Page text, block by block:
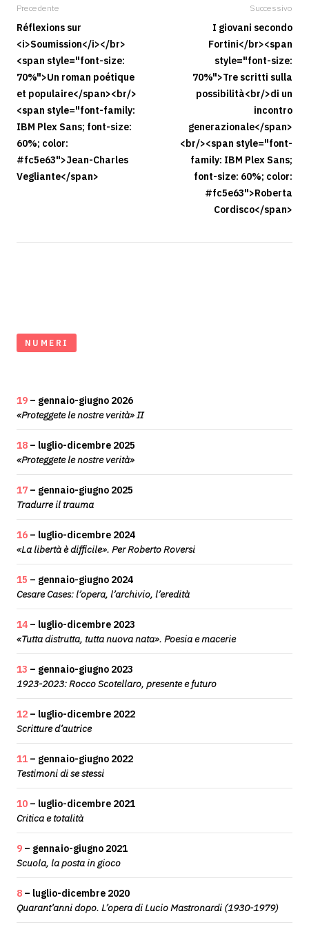
Precedente
Réflexions sur
<i>Soumission</i></br>
<span style="font-size:
70%">Un roman poétique
et populaire</span><br/>
<span style="font-family:
IBM Plex Sans; font-size:
60%; color:
#fc5e63">Jean-Charles
Vegliante</span>
Successivo
I giovani secondo
Fortini</br><span
style="font-size:
70%">Tre scritti sulla
possibilità<br/>di un
incontro
generazionale</span>
<br/><span style="font-
family: IBM Plex Sans;
font-size: 60%; color:
#fc5e63">Roberta
Cordisco</span>
NUMERI
19 – gennaio-giugno 2026
«Proteggete le nostre verità» II
18 – luglio-dicembre 2025
«Proteggete le nostre verità»
17 – gennaio-giugno 2025
Tradurre il trauma
16 – luglio-dicembre 2024
«La libertà è difficile». Per Roberto Roversi
15 – gennaio-giugno 2024
Cesare Cases: l’opera, l’archivio, l’eredità
14 – luglio-dicembre 2023
«Tutta distrutta, tutta nuova nata». Poesia e macerie
13 – gennaio-giugno 2023
1923-2023: Rocco Scotellaro, presente e futuro
12 – luglio-dicembre 2022
Scritture d’autrice
11 – gennaio-giugno 2022
Testimoni di se stessi
10 – luglio-dicembre 2021
Critica e totalità
9 – gennaio-giugno 2021
Scuola, la posta in gioco
8 – luglio-dicembre 2020
Quarant’anni dopo. L’opera di Lucio Mastronardi (1930-1979)